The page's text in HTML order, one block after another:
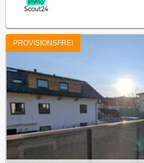
PROVISIONSFREI